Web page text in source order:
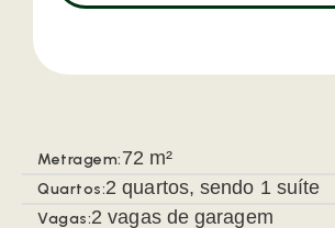
Metragem:72 m²
Quartos:2 quartos, sendo 1 suíte
Vagas:2 vagas de garagem